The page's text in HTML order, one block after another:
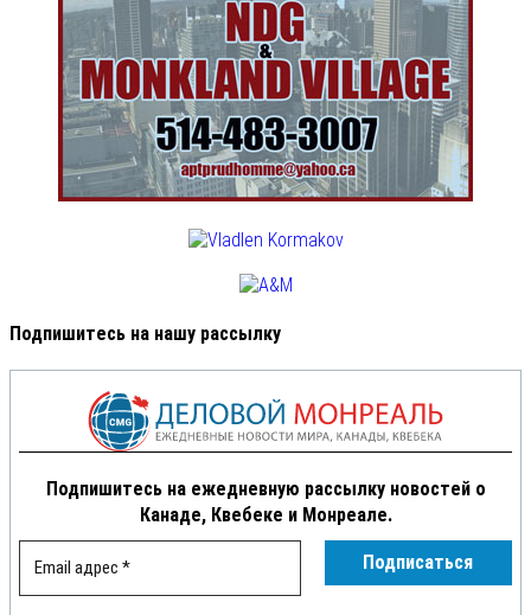
Подпишитесь на нашу рассылку
Подпишитесь на ежедневную рассылку новостей о
Канаде, Квебеке и Монреале.